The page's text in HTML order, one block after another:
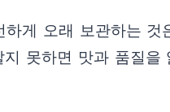
게 오래 보관하는 것
못하면 맛과 품질을